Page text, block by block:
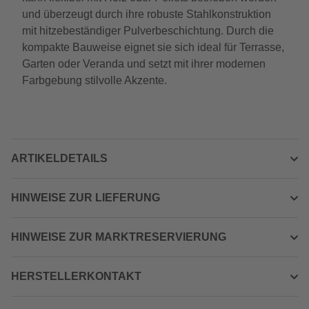
und überzeugt durch ihre robuste Stahlkonstruktion
mit hitzebeständiger Pulverbeschichtung. Durch die
kompakte Bauweise eignet sie sich ideal für Terrasse,
Garten oder Veranda und setzt mit ihrer modernen
Farbgebung stilvolle Akzente.
ARTIKELDETAILS
HINWEISE ZUR LIEFERUNG
HINWEISE ZUR MARKTRESERVIERUNG
HERSTELLERKONTAKT